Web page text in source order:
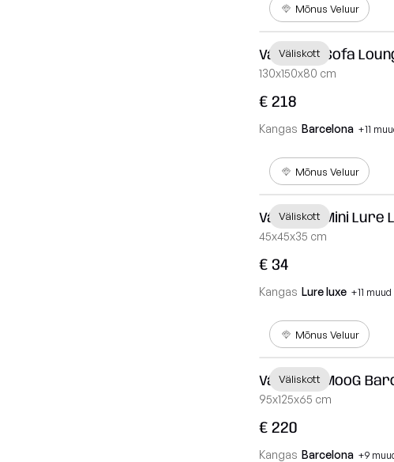
Väliskott
Mõnus Veluur
Väliskott Sofa
130x150x80 cm
€ 218
Kangas Barcelona +11
Väliskott
Mõnus Veluur
Väliskott Mini Lure
45x45x35 cm
€ 34
Kangas Lure luxe +11
Väliskott
Mõnus Veluur
Väliskott MooG
95x125x65 cm
€ 220
Kangas Barcelona +9